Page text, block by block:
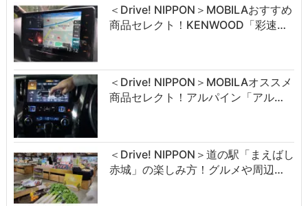
＜Drive! NIPPON＞MOBILAおすすめ
商品セレクト！KENWOOD「彩速…
＜Drive! NIPPON＞MOBILAオススメ
商品セレクト！アルパイン「アル…
＜Drive! NIPPON＞道の駅「まえばし
赤城」の楽しみ方！グルメや周辺…